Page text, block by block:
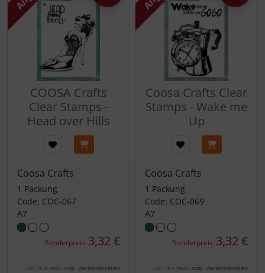
COOSA Crafts
Clear Stamps -
Head over Hills
Coosa Crafts
1 Packung
Code: COC-067
A7
Sonderpreis 3,32 €
inkl. 19 % MwSt. zzgl. Versandkosten
Coosa Crafts Clear
Stamps - Wake me
Up
Coosa Crafts
1 Packung
Code: COC-069
A7
Sonderpreis 3,32 €
inkl. 19 % MwSt. zzgl. Versandkosten